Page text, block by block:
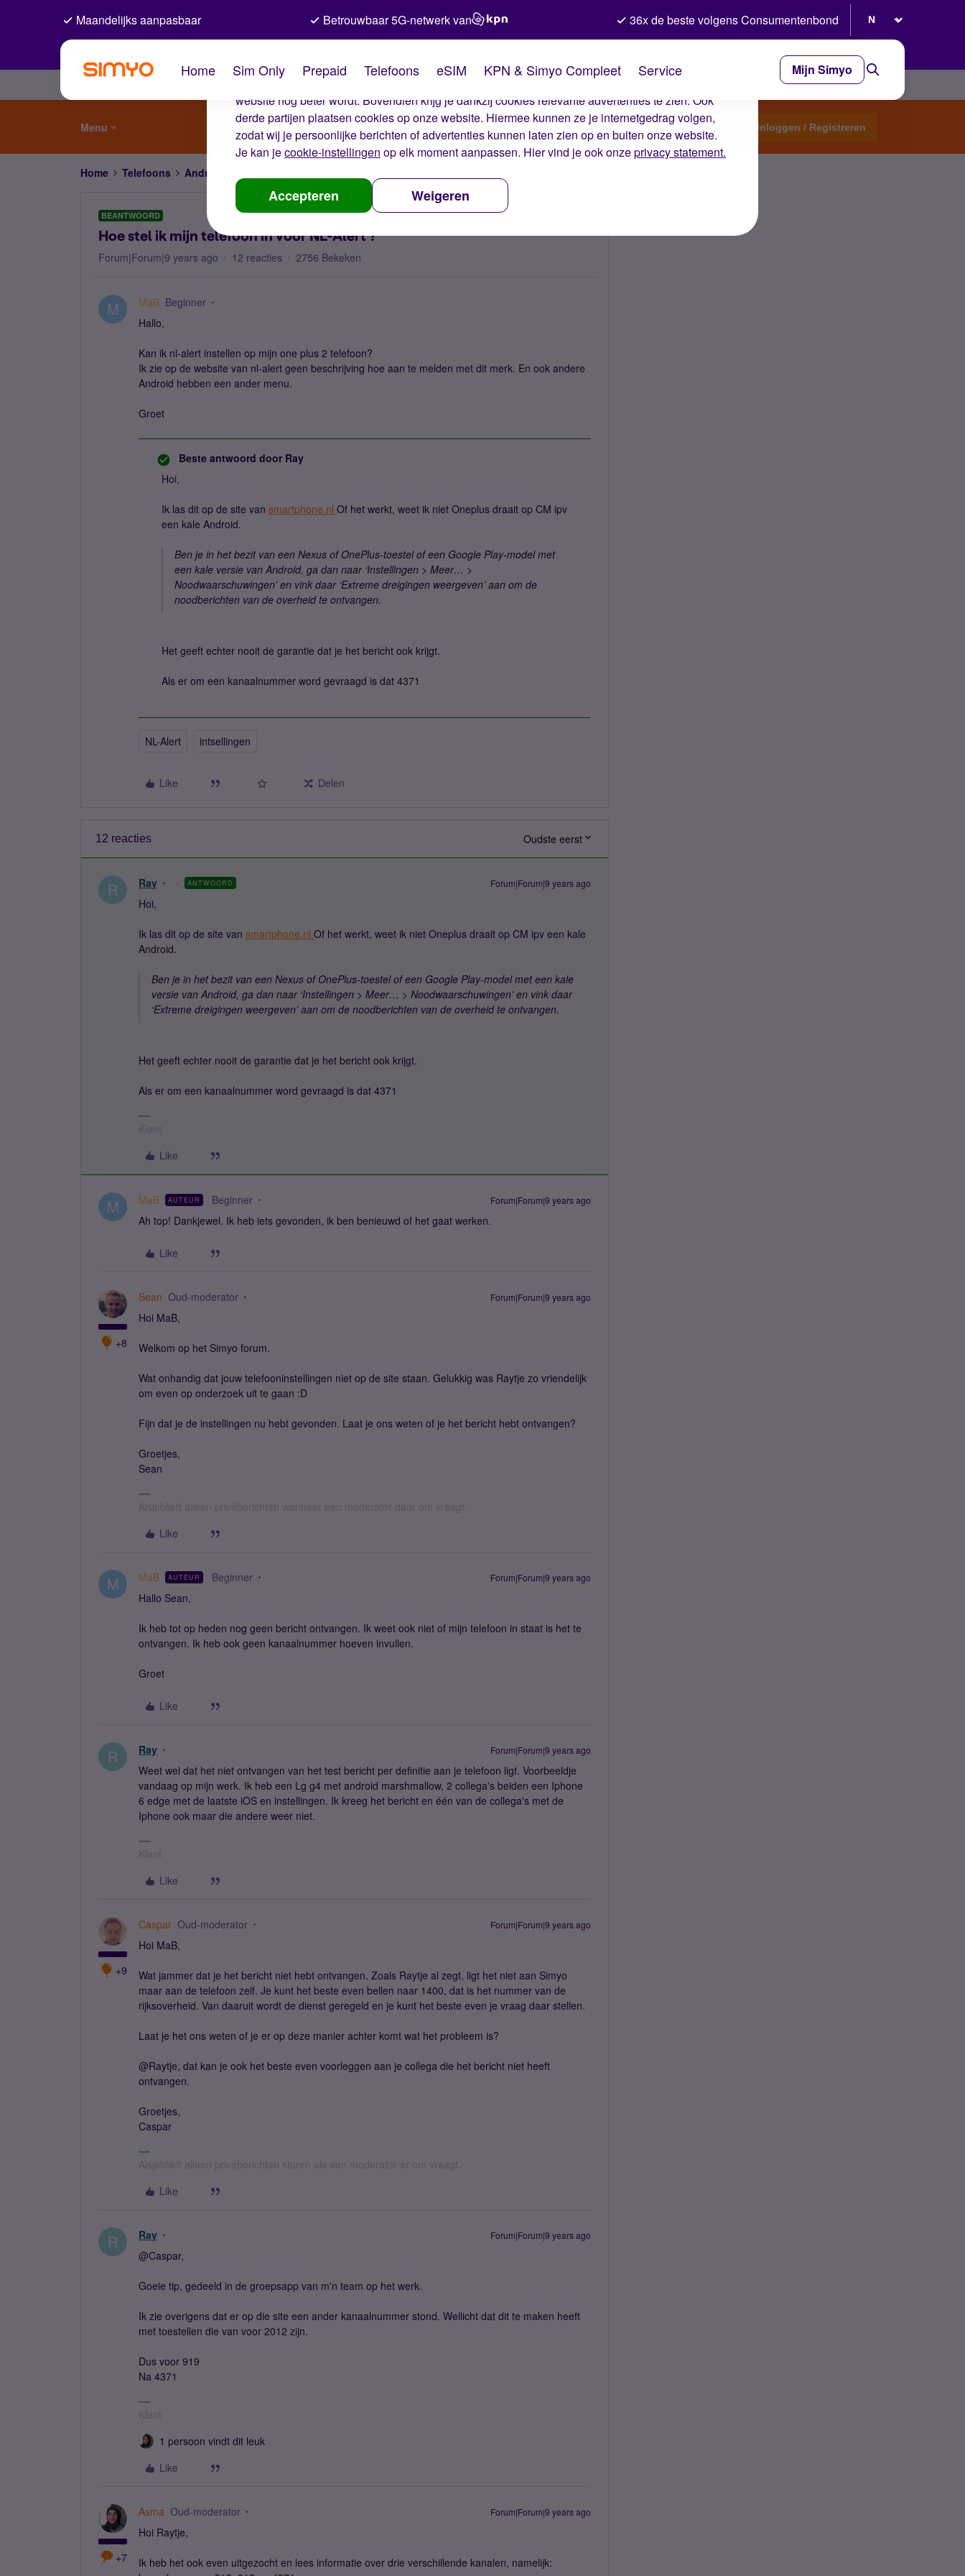
De cookies van Simyo
Wij gebruiken cookies op onze website. Met deze cookies zorgen wij ervoor dat je ervaring op de
website nog beter wordt. Bovendien krijg je dankzij cookies relevante advertenties te zien. Ook
derde partijen plaatsen cookies op onze website. Hiermee kunnen ze je internetgedrag volgen,
zodat wij je persoonlijke berichten of advertenties kunnen laten zien op en buiten onze website.
Je kan jecookie-instellingen op elk moment aanpassen. Hier vind je ook onzeprivacy statement.
Accepteren Weigeren
Maandelijks aanpasbaar Betrouwbaar 5G-netwerk van 36x de beste volgens Consumentenbond
Home Sim Only Prepaid Telefoons eSIM KPN & Simyo Compleet Service Mijn Simyo
Menu Start een topic Inloggen / Registreren
Home Telefoons Android
BEANTWOORD
Hoe stel ik mijn telefoon in voor NL-Alert ?
Forum|Forum|9 years ago 12 reacties 2756 Bekeken
M MaB Beginner
Hallo,
Kan ik nl-alert instellen op mijn one plus 2 telefoon?
Ik zie op de website van nl-alert geen beschrijving hoe aan te melden met dit merk. En ook andere
Android hebben een ander menu.
Groet
Beste antwoord door Ray
Hoi,
Ik las dit op de site van smartphone.nl Of het werkt, weet ik niet Oneplus draait op CM ipv
een kale Android.
Ben je in het bezit van een Nexus of OnePlus-toestel of een Google Play-model met
een kale versie van Android, ga dan naar ‘Instellingen > Meer… >
Noodwaarschuwingen’ en vink daar ‘Extreme dreigingen weergeven’ aan om de
noodberichten van de overheid te ontvangen.
Het geeft echter nooit de garantie dat je het bericht ook krijgt.
Als er om een kanaalnummer word gevraagd is dat 4371
NL-Alert intsellingen
Like Delen
12 reacties Oudste eerst
R Ray ANTWOORD Forum|Forum|9 years ago
Hoi,
Ik las dit op de site van smartphone.nl Of het werkt, weet ik niet Oneplus draait op CM ipv een kale
Android.
Ben je in het bezit van een Nexus of OnePlus-toestel of een Google Play-model met een kale
versie van Android, ga dan naar ‘Instellingen > Meer… > Noodwaarschuwingen’ en vink daar
‘Extreme dreigingen weergeven’ aan om de noodberichten van de overheid te ontvangen.
Het geeft echter nooit de garantie dat je het bericht ook krijgt.
Als er om een kanaalnummer word gevraagd is dat 4371
Like
M MaB AUTEUR Beginner Forum|Forum|9 years ago
Ah top! Dankjewel. Ik heb iets gevonden, ik ben benieuwd of het gaat werken.
Like
+8
Sean Oud-moderator Forum|Forum|9 years ago
Hoi MaB,
Welkom op het Simyo forum.
Wat onhandig dat jouw telefooninstellingen niet op de site staan. Gelukkig was Raytje zo vriendelijk
om even op onderzoek uit te gaan :D
Fijn dat je de instellingen nu hebt gevonden. Laat je ons weten of je het bericht hebt ontvangen?
Groetjes,
Sean
Alsjeblieft alleen privéberichten wanneer een moderator daar om vraagt.
Like
M MaB AUTEUR Beginner Forum|Forum|9 years ago
Hallo Sean,
Ik heb tot op heden nog geen bericht ontvangen. Ik weet ook niet of mijn telefoon in staat is het te
ontvangen. Ik heb ook geen kanaalnummer hoeven invullen.
Groet
Like
R Ray Forum|Forum|9 years ago
Weet wel dat het niet ontvangen van het test bericht per definitie aan je telefoon ligt. Voorbeeldje
vandaag op mijn werk. Ik heb een Lg g4 met android marshmallow, 2 collega's beiden een Iphone
6 edge met de laatste iOS en instellingen. Ik kreeg het bericht en één van de collega's met de
Iphone ook maar die andere weer niet.
Klant
Like
+9
Caspar Oud-moderator Forum|Forum|9 years ago
Hoi MaB,
Wat jammer dat je het bericht niet hebt ontvangen. Zoals Raytje al zegt, ligt het niet aan Simyo
maar aan de telefoon zelf. Je kunt het beste even bellen naar 1400, dat is het nummer van de
rijksoverheid. Van daaruit wordt de dienst geregeld en je kunt het beste even je vraag daar stellen.
Laat je het ons weten of je er op deze manier achter komt wat het probleem is?
@Raytje, dat kan je ook het beste even voorleggen aan je collega die het bericht niet heeft
ontvangen.
Groetjes,
Caspar
Alsjeblieft alleen privéberichten sturen als een moderator er om vraagt.
Like
R Ray Forum|Forum|9 years ago
@Caspar,
Goeie tip, gedeeld in de groepsapp van m'n team op het werk.
Ik zie overigens dat er op die site een ander kanaalnummer stond. Wellicht dat dit te maken heeft
met toestellen die van voor 2012 zijn.
Dus voor 919
Na 4371
Klant
1 persoon vindt dit leuk
Like
+7
Asma Oud-moderator Forum|Forum|9 years ago
Hoi Raytje,
Ik heb het ook even uitgezocht en lees informatie over drie verschillende kanalen, namelijk: